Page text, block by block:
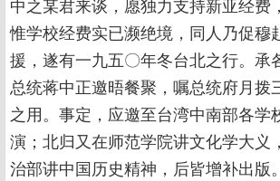
惟学校经费实已濒绝境，同人乃促穆
援，遂有一九五〇年冬台北之行。承
总统蒋中正邀晤餐聚，嘱总统府月拨
之用。事定，应邀至台湾中南部各学
演；北归又在师范学院讲文化学大义
治部讲中国历史精神，后皆增补出版